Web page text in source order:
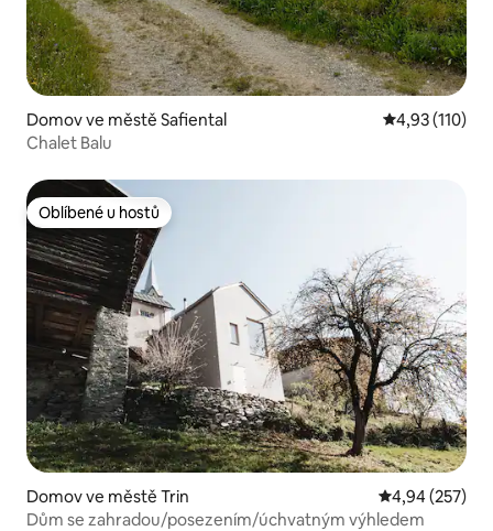
Domov ve městě Safiental Průměrné
4,93 (110)
Chalet Balu
Oblíbené u hostů
Oblíbené u hostů
Domov ve městě Trin Průměrné
4,94 (257)
Dům se zahradou/posezením/úchvatným výhledem